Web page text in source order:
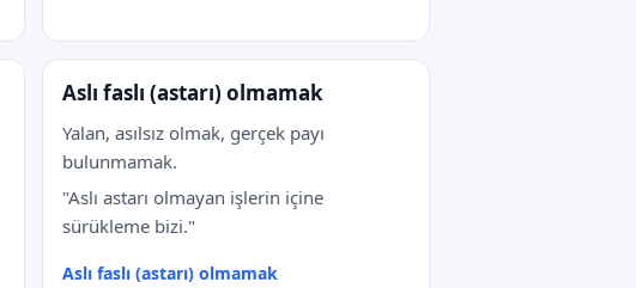
Aslı faslı (astarı) olmamak
Yalan, asılsız olmak, gerçek payı
bulunmamak.
"Aslı astarı olmayan işlerin içine
sürükleme bizi."
Aslı faslı (astarı) olmamak